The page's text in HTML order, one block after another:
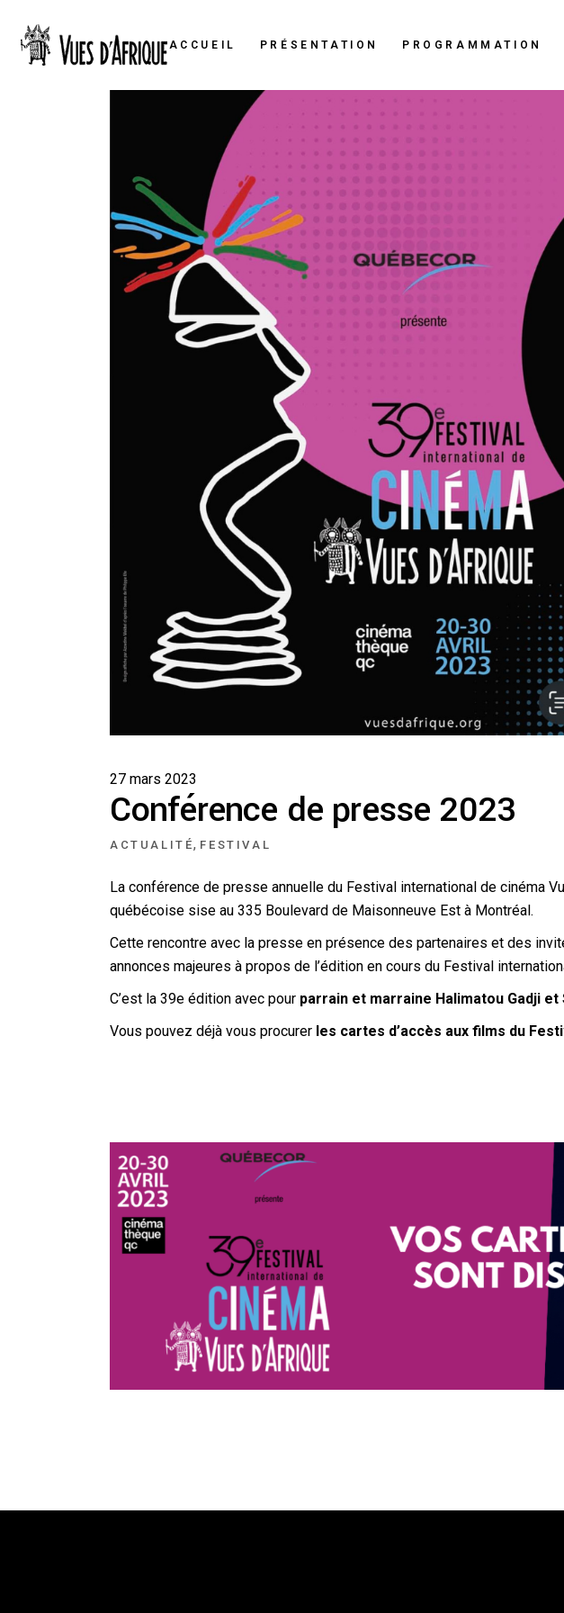
ACCUEIL PRÉSENTATION PROGRAMMATION
27 mars 2023
Conférence de presse 2023
ACTUALITÉ, FESTIVAL
La conférence de presse annuelle du Festival international de cinéma
québécoise sise au 335 Boulevard de Maisonneuve Est à Montréal.
Cette rencontre avec la presse en présence des partenaires et des
annonces majeures à propos de l’édition en cours du Festival
C’est la 39e édition avec pour parrain et marraine Halimatou Gadji
Vous pouvez déjà vous procurer les cartes d’accès aux films du